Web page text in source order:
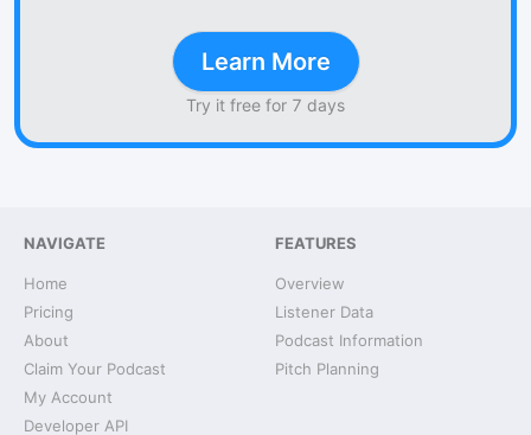
Learn More
Try it free for 7 days
NAVIGATE
Home
Pricing
About
Claim Your Podcast
My Account
Developer API
FEATURES
Overview
Listener Data
Podcast Information
Pitch Planning